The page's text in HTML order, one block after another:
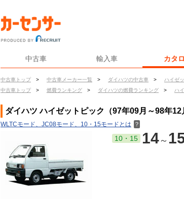
中古車 輸入車 カタ
中古車トップ > 中古車メーカー一覧 > ダイハツの中古車 > ハイゼ
中古車トップ
> 燃費ランキング > ダイハツの燃費ランキング > ハ
ダイハツ ハイゼットピック（97年09月～98年12
WLTCモード、JC08モード、10・15モードとは ？
10・15 14～